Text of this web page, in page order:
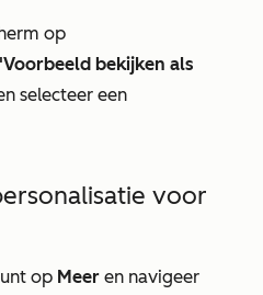
op
'Voorbeeld bekijken als
selecteer een
voor
op Meer en navigeer